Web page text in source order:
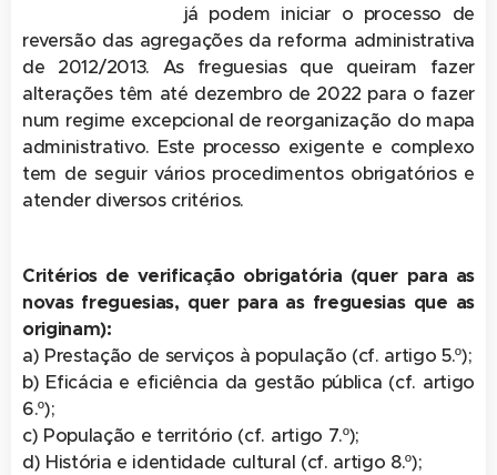
já podem iniciar o processo de
reversão das agregações da reforma administrativa
de 2012/2013. As freguesias que queiram fazer
alterações têm até dezembro de 2022 para o fazer
num regime excepcional de reorganização do mapa
administrativo. Este processo exigente e complexo
tem de seguir vários procedimentos obrigatórios e
atender diversos critérios.
Critérios de verificação obrigatória (quer para as
novas freguesias, quer para as freguesias que as
originam):
a) Prestação de serviços à população (cf. artigo 5.º);
b) Eficácia e eficiência da gestão pública (cf. artigo
6.º);
c) População e território (cf. artigo 7.º);
d) História e identidade cultural (cf. artigo 8.º);